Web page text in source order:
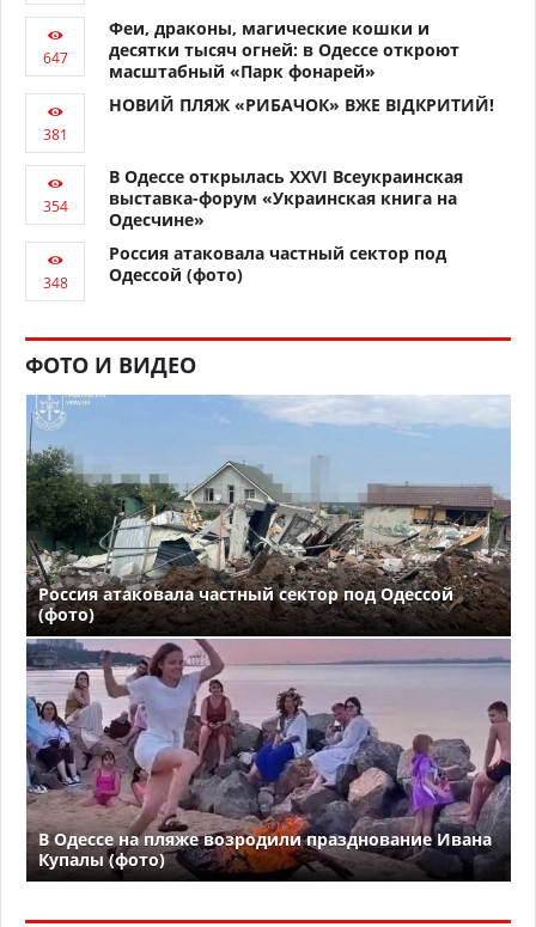
Феи, драконы, магические кошки и
десятки тысяч огней: в Одессе откроют
масштабный «Парк фонарей»
НОВИЙ ПЛЯЖ «РИБАЧОК» ВЖЕ ВІДКРИТИЙ!
В Одессе открылась XXVI Всеукраинская
выставка-форум «Украинская книга на
Одесчине»
Россия атаковала частный сектор под
Одессой (фото)
ФОТО И ВИДЕО
Россия атаковала частный сектор под Одессой
(фото)
В Одессе на пляже возродили празднование Ивана
Купалы (фото)